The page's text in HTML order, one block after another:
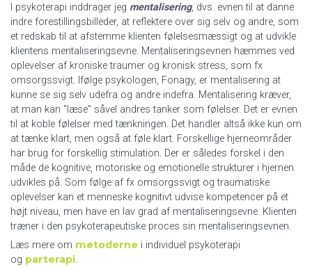
I psykoterapi inddrager jeg mentalisering, dvs. evnen til at danne
indre forestillingsbilleder, at reflektere over sig selv og andre, som
et redskab til at afstemme klienten følelsesmæssigt og at udvikle
klientens mentaliseringsevne. Mentaliseringsevnen hæmmes ved
oplevelser af kroniske traumer og kronisk stress, som fx
omsorgssvigt. Ifølge psykologen, Fonagy, er mentalisering at
kunne se sig selv udefra og andre indefra. Mentalisering kræver,
at man kan "læse" såvel andres tanker som følelser. Det er evnen
til at koble følelser med tænkningen. Det handler altså ikke kun om
at tænke klart, men også at føle klart. Forskellige hjerneområder
har brug for forskellig stimulation. Der er således forskel i den
måde de kognitive, motoriske og emotionelle strukturer i hjernen
udvikles på. Som følge af fx omsorgssvigt og traumatiske
oplevelser kan et menneske kognitivt udvise kompetencer på et
højt niveau, men have en lav grad af mentaliseringsevne. Klienten
træner i den psykoterapeutiske proces sin mentaliseringsevnen.
Læs mere om metoderne i individuel psykoterapi
og parterapi.